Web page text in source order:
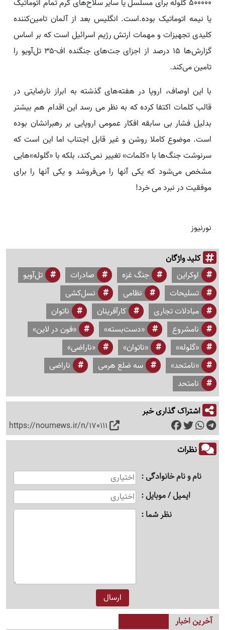
۵۰۰۰۰۰ گلوله برای مسلسل یا سایر سلاح‌های گرم تمام اتوماتیک
یا نیمه اتوماتیک بوده.است. انگلیس بعد از آلمان تامین‌کننده
کلیدی تجهیزات و مهمات ارتش رژیم اسرائیل است که بر اساس
گزارش‌ها ۱۵ درصد از اجزای جت‌های جنگنده اف-۳۵ تل‌آویو را
تامین می‌کند.
با این اوصاف، اروپا در هفته‌های گذشته به ابراز نارضایتی در
قالب کلمات اکتفا کرده که به نظر می رسد این اقدام هم بیشتر
بدلیل فشار بی سابقه افکار عمومی اروپایی بر رهبرانشان بوده
است. موضوع کاملا روشن و غیر قابل اجتناب اما این است که
سرنوشت جنگ‌ها با «کلمات» تغییر نمی‌کند، بلکه با «گلوله»‌هایی
مشخص می‌شود که یکی آنها را می‌فروشد و یکی آنها را برای
موفقیت در نبرد می خرد!
نورنیوز
کلید واژگان
اوکراین جنگ غزه صادرات
تل‌آویو
تسلیحات
نظامی
نسل‌کشی
مبادلات تجاری
کارآفرینان
ناتوان
نامشروع
«دست‌بسته»
«فون در لاین»
«گلوله»‌
«ناتوان»
«ناراضی»
«نامتحد»
سه ضلع هرمی
ناراضی
نامتحد
اشتراک گذاری خبر
https://nournews.ir/n/170111
نظرات
نام و نام خانوادگی
ایمیل / موبایل
نظر شما
آخرین اخبار